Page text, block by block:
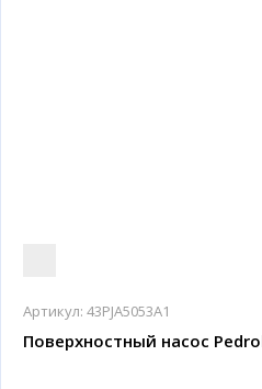
Артикул: 43PJA5053A1
Поверхностный насос